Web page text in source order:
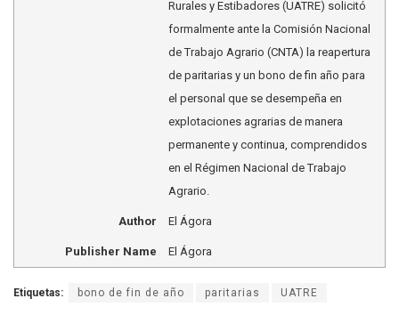
Rurales y Estibadores (UATRE) solicitó
formalmente ante la Comisión Nacional
de Trabajo Agrario (CNTA) la reapertura
de paritarias y un bono de fin año para
el personal que se desempeña en
explotaciones agrarias de manera
permanente y continua, comprendidos
en el Régimen Nacional de Trabajo
Agrario.
Author El Ágora
Publisher Name El Ágora
Etiquetas: bono de fin de año paritarias UATRE